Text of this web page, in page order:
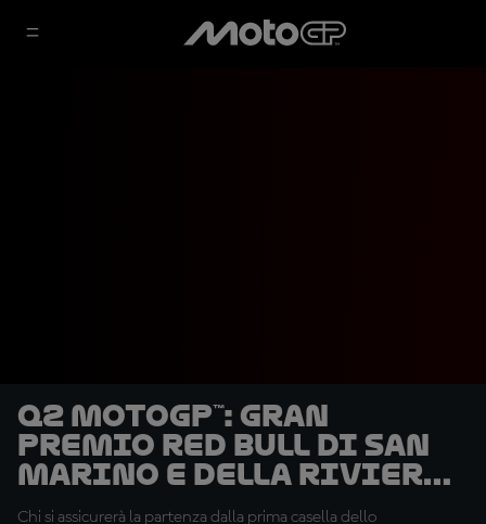
Q2 MotoGP™: Gran
Premio Red Bull di San
Marino e della Riviera
di Rimini
Chi si assicurerà la partenza dalla prima casella dello